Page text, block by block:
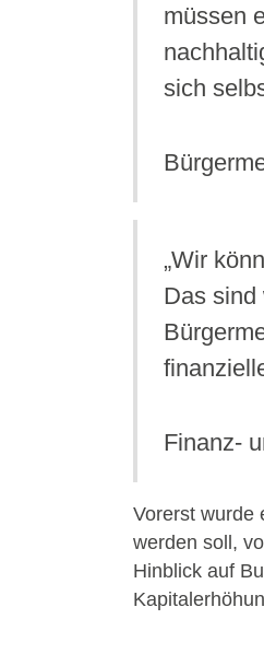
müssen
sich
„Wir
Das sind
Finanz-
Vorerst wurde
werden soll,
Hinblick auf